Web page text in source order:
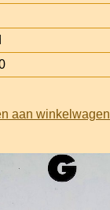
aan winkelwagen